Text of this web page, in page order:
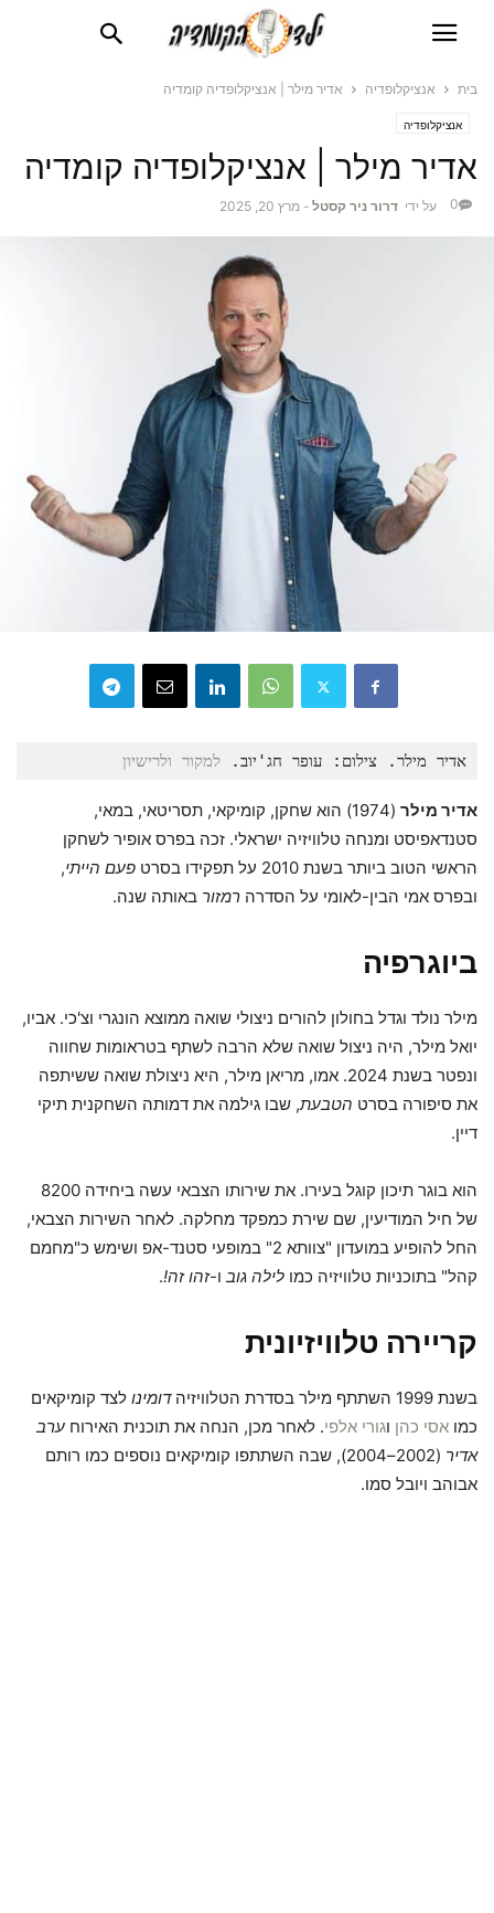
בית אנציקלופדיה אדיר מילר | אנציקלופדיה קומדיה
אנציקלופדיה
אדיר מילר | אנציקלופדיה קומדיה
על ידי דרור ניר קסטל - מרץ 20, 2025 0
אדיר מילר. צילום: עופר חג'יוב. למקור ולרישיון
אדיר מילר
(1974) הוא שחקן, קומיקאי, תסריטאי, במאי,
סטנדאפיסט ומנחה טלוויזיה ישראלי. זכה בפרס אופיר לשחקן
הראשי הטוב ביותר בשנת 2010 על תפקידו בסרט
פעם הייתי,
ובפרס אמי הבין-לאומי על הסדרה רמזור באותה שנה.
ביוגרפיה
מילר נולד וגדל בחולון להורים ניצולי שואה ממוצא הונגרי וצ'כי. אביו,
יואל מילר, היה ניצול שואה שלא הרבה לשתף בטראומות שחווה
ונפטר בשנת 2024. אמו, מריאן מילר, היא ניצולת שואה ששיתפה
את סיפורה בסרט הטבעת, שבו גילמה את דמותה השחקנית תיקי
דיין.
הוא בוגר תיכון קוגל בעירו. את שירותו הצבאי עשה ביחידה 8200
של חיל המודיעין, שם שירת כמפקד מחלקה. לאחר השירות הצבאי,
החל להופיע במועדון "צוותא 2" במופעי סטנד-אפ ושימש כ"מחמם
קהל" בתוכניות טלוויזיה כמו לילה גוב ו-זהו זה!.
קריירה טלוויזיונית
בשנת 1999 השתתף מילר בסדרת הטלוויזיה דומינו לצד קומיקאים
כמו אסי כהן וגורי אלפי. לאחר מכן, הנחה את תוכנית האירוח ערב
אדיר
(2002–2004), שבה השתתפו קומיקאים נוספים כמו רותם
אבוהב ויובל סמו.